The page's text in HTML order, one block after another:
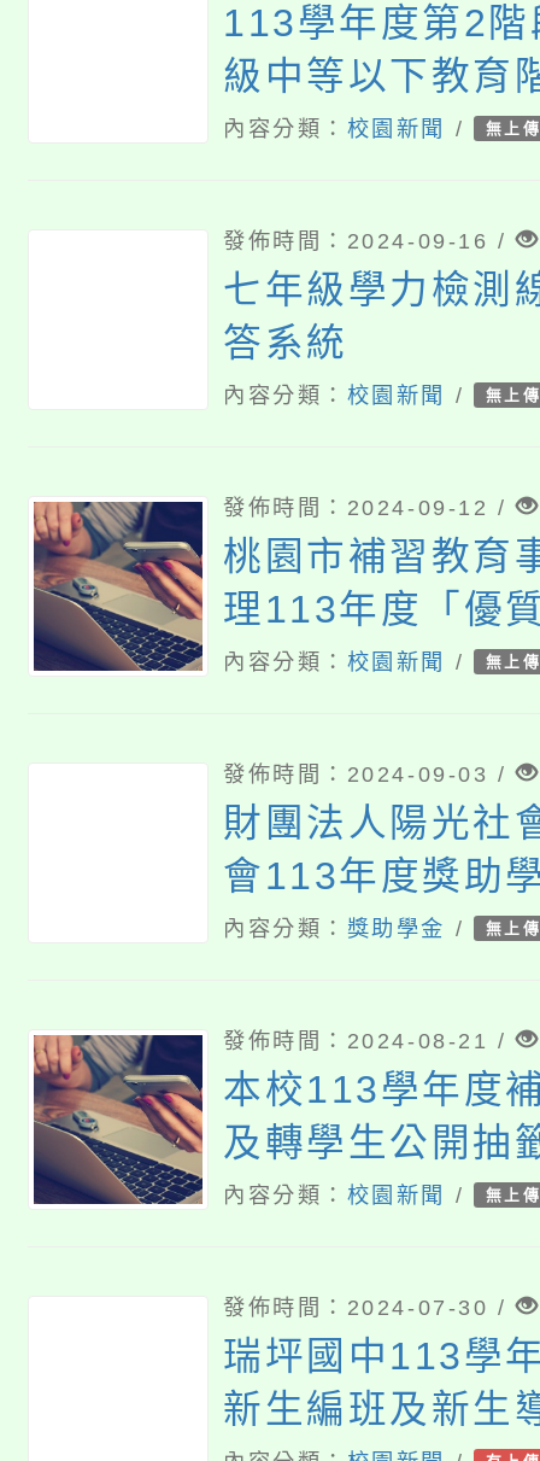
113學年度第2
級中等以下教育
型態實驗教育」
書撰寫規定及申
圖
內容分類： 校園新聞 / 無上
發佈時間：2024-09-16 /
七年級學力檢測
答系統
內容分類： 校園新聞 / 無上
發佈時間：2024-09-12 /
桃園市補習教育
理113年度「優
心關懷」教育登
內容分類： 校園新聞 / 無上
發佈時間：2024-09-03 /
財團法人陽光社
會113年度獎助
案
內容分類： 獎助學金 / 無上
發佈時間：2024-08-21 /
本校113學年度
及轉學生公開抽
內容分類： 校園新聞 / 無上
發佈時間：2024-07-30 /
瑞坪國中113學
新生編班及新生